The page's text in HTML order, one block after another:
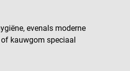
evenals moderne
kauwgom speciaal